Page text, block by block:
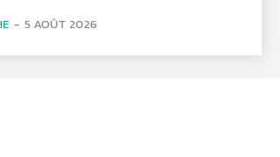
- 5 AOÛT 2026